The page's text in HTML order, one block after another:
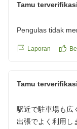
Tamu terverifikasi
Pengulas tidak
Laporan
Tamu terverifikasi
駅近で駐車場も広
出張でよく利用し